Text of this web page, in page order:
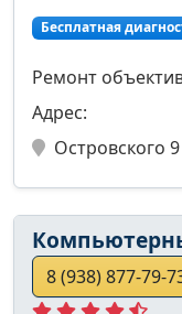
Бесплатная
Ремонт
Адрес:
Островского 9
8 (938) 877-79-